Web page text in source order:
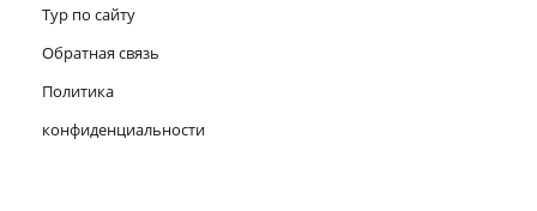
Тур по сайту
Обратная связь
Политика
конфиденциальности